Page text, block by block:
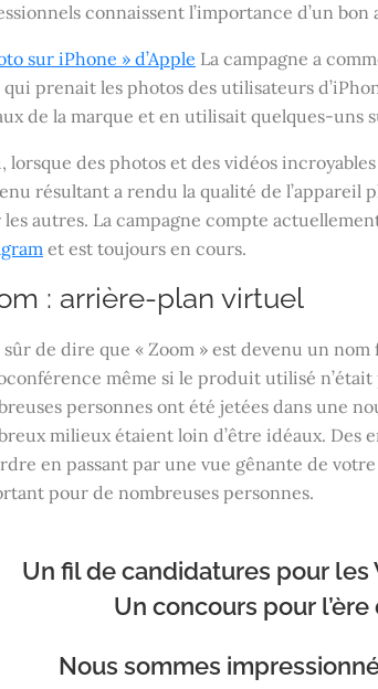
connaissent l’importance d’un
sur iPhone » d’Apple La campagne a
qui prenait les photos des utilisateurs
de la marque et en utilisait quelques-uns
lorsque des photos et des vidéos
résultant a rendu la qualité de l’appareil
autres. La campagne compte
et est toujours en cours.
: arrière-plan virtuel
sûr de dire que « Zoom » est devenu un
même si le produit utilisé
personnes ont été jetées dans une
milieux étaient loin d’être idéaux. Des
en passant par une vue gênante de
pour de nombreuses personnes.
Un fil de candidatures pour
Un concours pour
Nous sommes